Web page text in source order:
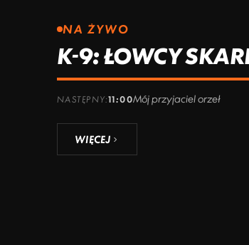
NA ŻYWO
K-9: ŁOWCY
NASTĘPNY:11:00Mój przyjaciel orzeł
WIĘCEJ